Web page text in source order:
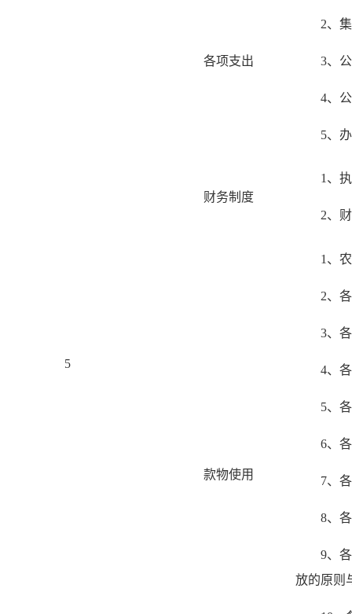
5
各项支出
2、
3、
4、
5、
财务制度
1、
2、
款物使用
1、
2、
3、
4、
5、
6、
7、
8、
9、
放的原则